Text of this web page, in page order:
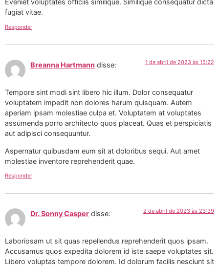
Eveniet voluptates officiis similique. Similique consequatur dicta
fugiat vitae.
Responder
Breanna Hartmann disse: 1 de abril de 2023 às 15:22
Tempore sint modi sint libero hic illum. Dolor consequatur
voluptatem impedit non dolores harum quisquam. Autem
aperiam ipsam molestiae culpa et. Voluptatem at voluptates
assumenda porro architecto quos placeat. Quas et perspiciatis
aut adipisci consequuntur.
Aspernatur quibusdam eum sit at doloribus sequi. Aut amet
molestiae inventore reprehenderit quae.
Responder
Dr. Sonny Casper disse: 2 de abril de 2023 às 23:39
Laboriosam ut sit quas repellendus reprehenderit quos ipsam.
Accusamus quos expedita dolorem id iste saepe voluptates sit.
Libero voluptas tempore dolorem. Id dolorum facilis nesciunt sit